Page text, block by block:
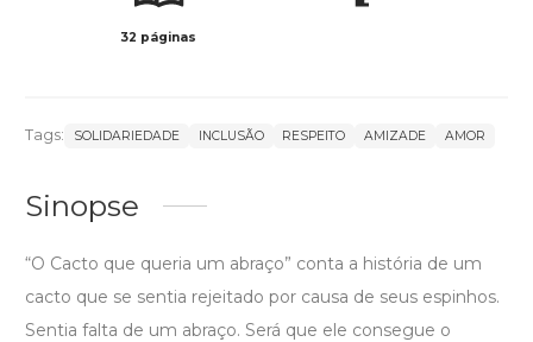
32 páginas
Tags: SOLIDARIEDADE INCLUSÃO RESPEITO AMIZADE AMOR
Sinopse
“O Cacto que queria um abraço” conta a história de um
cacto que se sentia rejeitado por causa de seus espinhos.
Sentia falta de um abraço. Será que ele consegue o